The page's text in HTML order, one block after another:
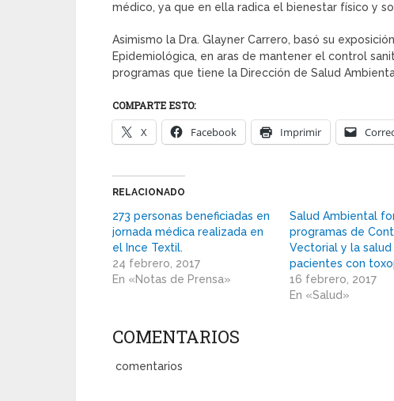
médico, ya que en ella radica el bienestar físico y
Asimismo la Dra. Glayner Carrero, basó su
Epidemiológica, en aras de mantener el control
programas que tiene la Dirección de Salud
COMPARTE ESTO:
X Facebook Imprimir
RELACIONADO
273 personas beneficiadas en
jornada médica realizada en
el Ince Textil.
24 febrero, 2017
En «Notas de Prensa»
Salud Ambiental
programas de
Vectorial y la salud
pacientes con
16 febrero, 2017
En «Salud»
COMENTARIOS
comentarios